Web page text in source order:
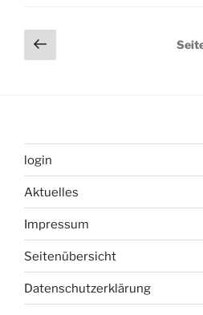
Seitennummerierung
der
Vorherige
Seite
login
Aktuelles
Impressum
Seitenübersicht
Datenschutzerklärung